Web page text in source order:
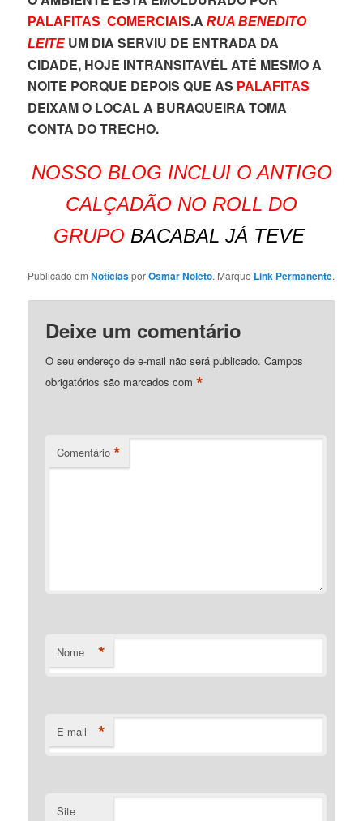
PALAFITAS COMERCIAIS.ARUA BENEDITO
LEITE UM DIA SERVIU DE ENTRADA DA
CIDADE, HOJE INTRANSITAVÉL ATÉ MESMO A
NOITE PORQUE DEPOIS QUE AS PALAFITAS
DEIXAM O LOCAL A BURAQUEIRA TOMA
CONTA DO TRECHO.
NOSSO BLOG INCLUI O ANTIGO
CALÇADÃO NO ROLL DO
GRUPO BACABAL JÁ TEVE
Publicado emNotíciasporOsmar Noleto. Marque Link Permanente.
Deixe um comentário
O seu endereço de e-mail não será publicado. Campos
obrigatórios são marcados com*
Comentário *
Nome *
E-mail *
Site